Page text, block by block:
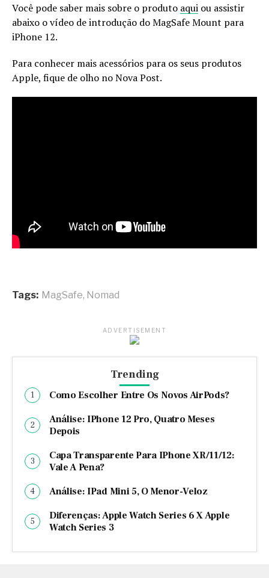
Você pode saber mais sobre o produto aqui ou assistir
abaixo o vídeo de introdução do MagSafe Mount para
iPhone 12.
Para conhecer mais acessórios para os seus produtos
Apple, fique de olho no Nova Post.
Tags: MagSafe, Nomad
ADVERTISEMENT
Trending
Como Escolher Entre Os Novos AirPods?
Análise: IPhone 12 Pro, Quatro Meses
Depois
Capa Transparente Para IPhone XR/11/12:
Vale A Pena?
Análise: IPad Mini 5, O Menor-Veloz
Diferenças: Apple Watch Series 6 X Apple
Watch Series 3